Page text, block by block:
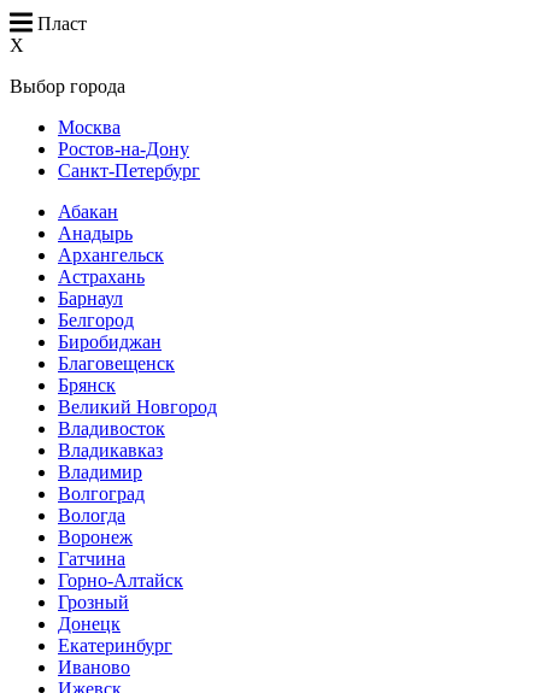
Пласт
X
Выбор города
Москва
Ростов-на-Дону
Санкт-Петербург
Абакан
Анадырь
Архангельск
Астрахань
Барнаул
Белгород
Биробиджан
Благовещенск
Брянск
Великий Новгород
Владивосток
Владикавказ
Владимир
Волгоград
Вологда
Воронеж
Гатчина
Горно-Алтайск
Грозный
Донецк
Екатеринбург
Иваново